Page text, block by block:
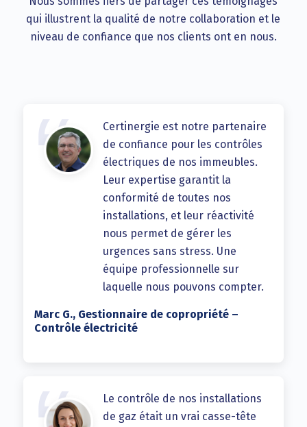
qui illustrent la qualité de notre collaboration et le
niveau de confiance que nos clients ont en nous.
Certinergie est notre partenaire
de confiance pour les contrôles
électriques de nos immeubles.
Leur expertise garantit la
conformité de toutes nos
installations, et leur réactivité
nous permet de gérer les
urgences sans stress. Une
équipe professionnelle sur
laquelle nous pouvons compter.
Marc G., Gestionnaire de copropriété –
Contrôle électricité
Le contrôle de nos installations
de gaz était un vrai casse-tête